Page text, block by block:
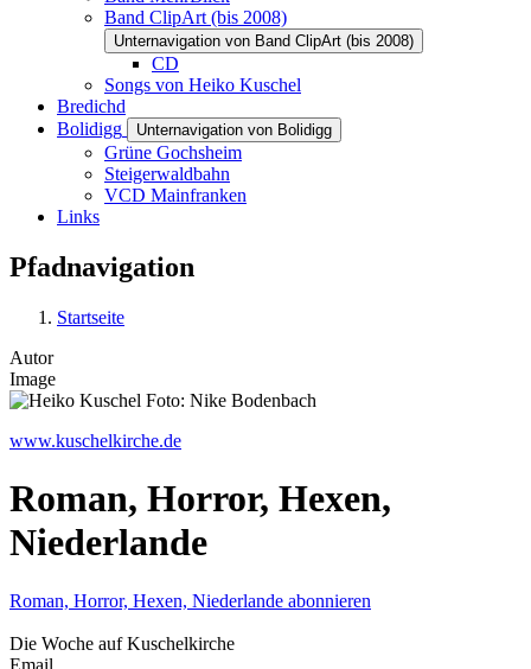
Band ClipArt (bis 2008)
Unternavigation von Band ClipArt (bis 2008)
CD
Songs von Heiko Kuschel
Bredichd
Bolidigg
Unternavigation von Bolidigg
Grüne Gochsheim
Steigerwaldbahn
VCD Mainfranken
Links
Pfadnavigation
Startseite
Autor
Image
www.kuschelkirche.de
Roman, Horror, Hexen,
Niederlande
Roman, Horror, Hexen, Niederlande abonnieren
Die Woche auf Kuschelkirche
Email